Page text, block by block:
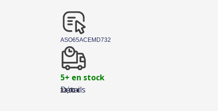
Détails
ASO65ACEMD732
5+ en stock
33,00€